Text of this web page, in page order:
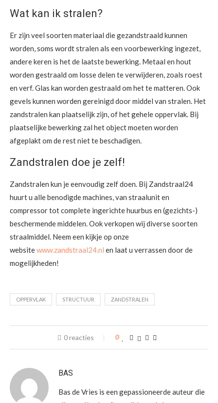
Wat kan ik stralen?
Er zijn veel soorten materiaal die gezandstraald kunnen
worden, soms wordt stralen als een voorbewerking ingezet,
andere keren is het de laatste bewerking. Metaal en hout
worden gestraald om losse delen te verwijderen, zoals roest
en verf. Glas kan worden gestraald om het te matteren. Ook
gevels kunnen worden gereinigd door middel van stralen. Het
zandstralen kan plaatselijk zijn, of het gehele oppervlak. Bij
plaatselijke bewerking zal het object moeten worden
afgeplakt om de rest niet te beschadigen.
Zandstralen doe je zelf!
Zandstralen kun je eenvoudig zelf doen. Bij Zandstraal24
huurt u alle benodigde machines, van straalunit en
compressor tot complete ingerichte huurbus en (gezichts-)
beschermende middelen. Ook verkopen wij diverse soorten
straalmiddel. Neem een kijkje op onze
websitewww.zandstraal24.nl en laat u verrassen door de
mogelijkheden!
OPPERVLAK STRUCTUUR ZANDSTRALEN
0 reacties 0
BAS
Bas de Vries is een gepassioneerde auteur die